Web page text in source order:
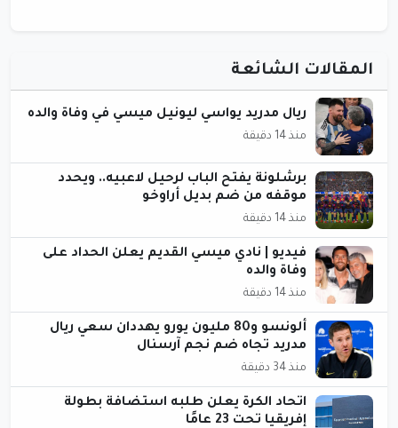
المقالات الشائعة
ريال مدريد يواسي ليونيل ميسي في وفاة والده
منذ 14 دقيقة
برشلونة يفتح الباب لرحيل لاعبيه.. ويحدد
موقفه من ضم بديل أراوخو
منذ 14 دقيقة
فيديو | نادي ميسي القديم يعلن الحداد على
وفاة والده
منذ 14 دقيقة
ألونسو و80 مليون يورو يهددان سعي ريال
مدريد تجاه ضم نجم آرسنال
منذ 34 دقيقة
اتحاد الكرة يعلن طلبه استضافة بطولة
إفريقيا تحت 23 عامًا